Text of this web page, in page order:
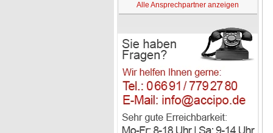
Alle Ansprechpartner anzeigen